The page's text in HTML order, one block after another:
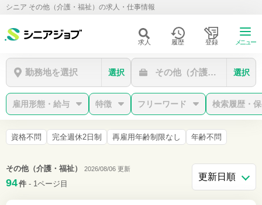
シニア その他（介護・福祉）の求人・仕事情報
求人 履歴 登録 メニュー
勤務地を選択 選択 その他（介護・福祉）
選択
雇用形態・給与 特徴 フリーワード 検索履歴・
資格不問 完全週休2日制 再雇用年齢制限なし 年齢不問
その他（介護・福祉） 2026/08/06 更新
94件 - 1ページ目